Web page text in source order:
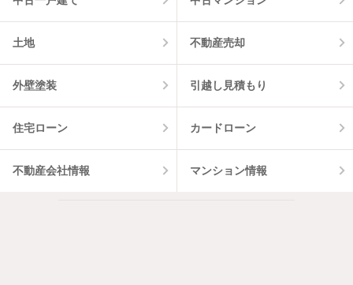
土地 不動産売却
外壁塗装 引越し見積もり
住宅ローン カードローン
不動産会社情報 マンション情報